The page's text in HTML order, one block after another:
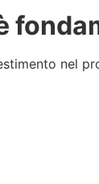
nel